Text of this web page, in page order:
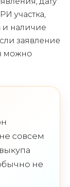
участка,
и наличие
заявление
можно
не совсем
не